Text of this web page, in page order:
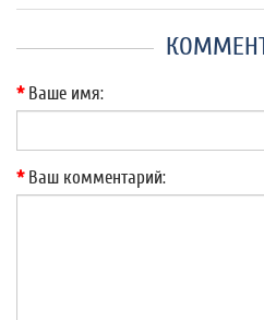
Ваше имя:
Ваш комментарий: